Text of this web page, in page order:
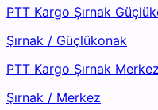
PTT Kargo Şırnak
Şırnak / Güçlükonak
PTT Kargo Şırnak
Şırnak / Merkez